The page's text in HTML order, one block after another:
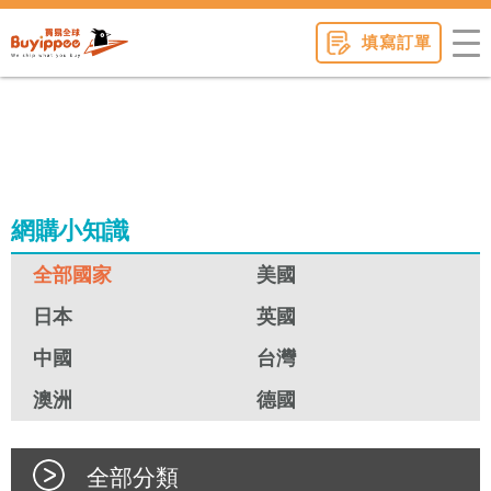
填寫訂單
網購小知識
全部國家
美國
日本
英國
中國
台灣
澳洲
德國
全部分類